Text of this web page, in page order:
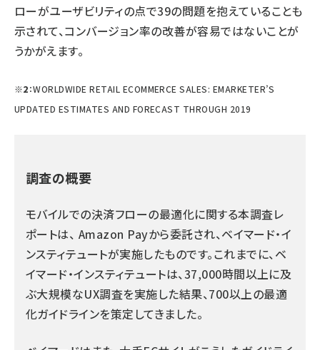
ローがユーザビリティの点で39の問題を抱えていることも
示されて、コンバージョン率の改善が容易ではないことが
うかがえます。
※2：WORLDWIDE RETAIL ECOMMERCE SALES: EMARKETER’S
UPDATED ESTIMATES AND FORECAST THROUGH 2019
調査の概要
モバイルでの決済フローの最適化に関する本調査レ
ポートは、 Amazon Payから委託され、ベイマード・イ
ンスティテュートが実施したものです。これまでに、ベ
イマード・インスティテュートは、37,000時間以上に及
ぶ大規模なUX調査を実施した結果、700以上の最適
化ガイドラインを策定してきました。